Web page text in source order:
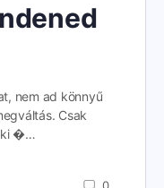
nem ad könnyű
Csak
ki �…